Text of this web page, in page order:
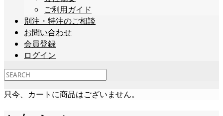
ご利用ガイド
別注・特注のご相談
お問い合わせ
会員登録
ログイン
只今、カートに商品はございません。